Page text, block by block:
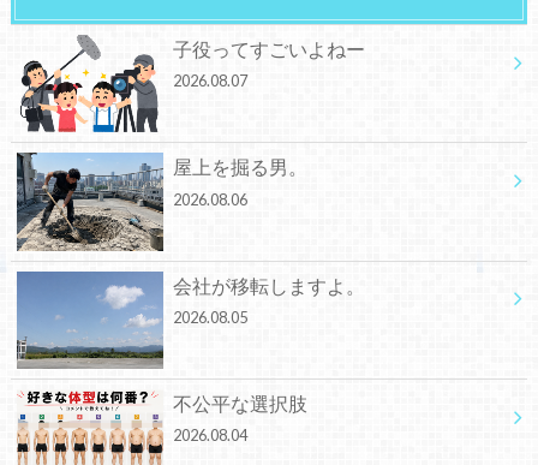
子役ってすごいよねー
2026.08.07
屋上を掘る男。
2026.08.06
会社が移転しますよ。
2026.08.05
不公平な選択肢
2026.08.04